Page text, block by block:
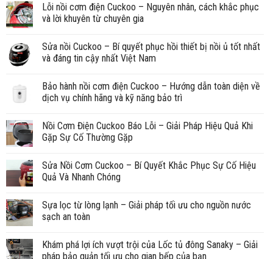
Lỗi nồi cơm điện Cuckoo – Nguyên nhân, cách khắc phục
và lời khuyên từ chuyên gia
Sửa nồi Cuckoo – Bí quyết phục hồi thiết bị nồi ủ tốt nhất
và đáng tin cậy nhất Việt Nam
Bảo hành nồi cơm điện Cuckoo – Hướng dẫn toàn diện về
dịch vụ chính hãng và kỹ năng bảo trì
Nồi Cơm Điện Cuckoo Báo Lỗi – Giải Pháp Hiệu Quả Khi
Gặp Sự Cố Thường Gặp
Sửa Nồi Cơm Cuckoo – Bí Quyết Khắc Phục Sự Cố Hiệu
Quả Và Nhanh Chóng
Sựa lọc từ lòng lạnh – Giải pháp tối ưu cho nguồn nước
sạch an toàn
Khám phá lợi ích vượt trội của Lốc tủ đông Sanaky – Giải
pháp bảo quản tối ưu cho gian bếp của bạn